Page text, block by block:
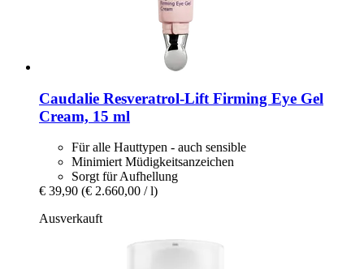
Caudalie Resveratrol-​Lift Firming Eye Gel
Cream, 15 ml
Für alle Hauttypen - auch sensible
Minimiert Müdigkeitsanzeichen
Sorgt für Aufhellung
€ 39,90 (€ 2.660,00 / l)
Ausverkauft